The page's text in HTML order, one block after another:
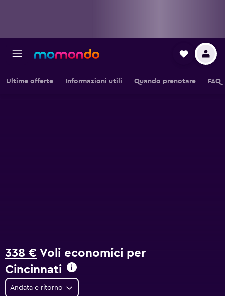
Ultime offerte Informazioni utili Quando prenotare FAQ
338 € Voli economici per
Cincinnati
Andata e ritorno